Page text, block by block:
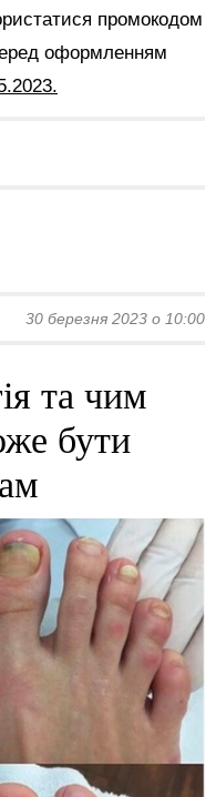
промокодом
оформленням
30 березня 2023 о 10:00
та чим
бути